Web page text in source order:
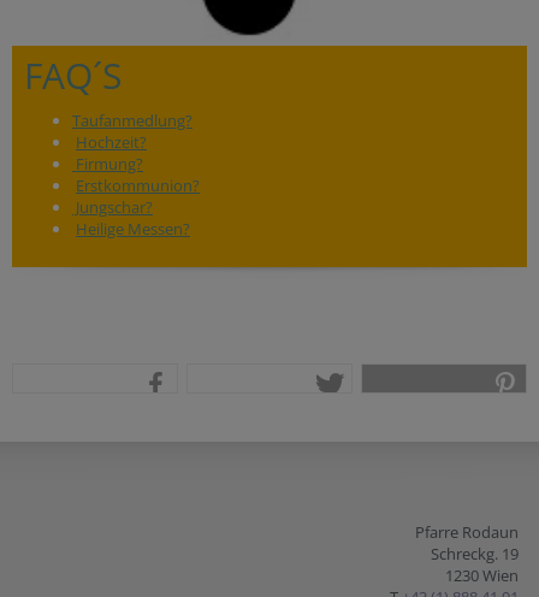
FAQ´S
Taufanmedlung?
Hochzeit?
Firmung?
Erstkommunion?
Jungschar?
Heilige Messen?
Pfarre Rodaun
Schreckg. 19
1230 Wien